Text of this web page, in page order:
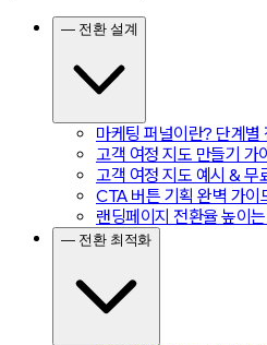
— 전환 설계
마케팅 퍼널이란? 단계별
고객 여정 지도 만들기
고객 여정 지도 예시 & 무
CTA 버튼 기획 완벽 가이
랜딩페이지 전환율 높이
— 전환 최적화